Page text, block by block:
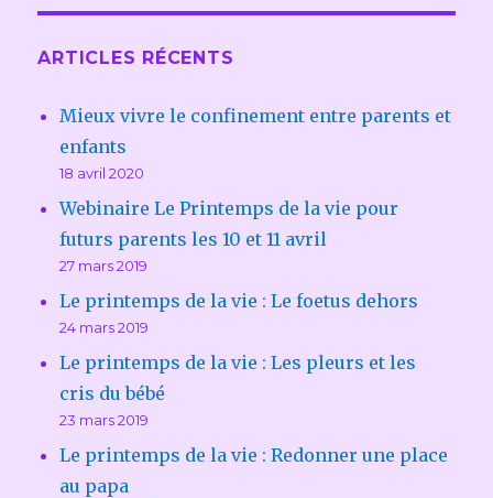
ARTICLES RÉCENTS
Mieux vivre le confinement entre parents et
enfants
18 avril 2020
Webinaire Le Printemps de la vie pour
futurs parents les 10 et 11 avril
27 mars 2019
Le printemps de la vie : Le foetus dehors
24 mars 2019
Le printemps de la vie : Les pleurs et les
cris du bébé
23 mars 2019
Le printemps de la vie : Redonner une place
au papa